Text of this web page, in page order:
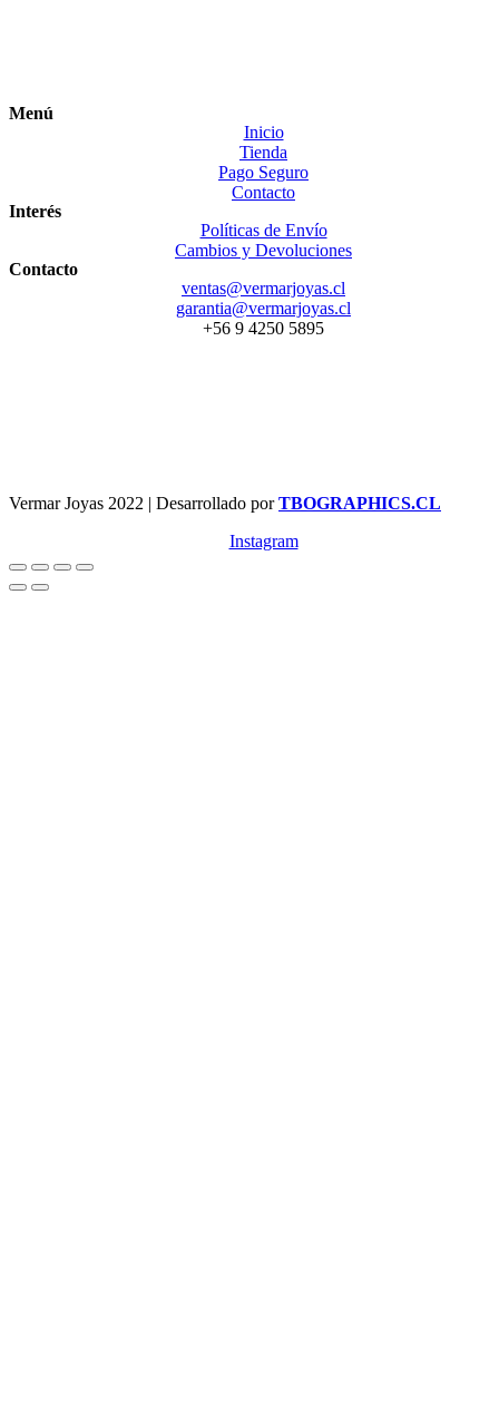
Menú
Inicio
Tienda
Pago Seguro
Contacto
Interés
Políticas de Envío
Cambios y Devoluciones
Contacto
ventas@vermarjoyas.cl
garantia@vermarjoyas.cl
+56 9 4250 5895
Vermar Joyas 2022 | Desarrollado porTBOGRAPHICS.CL
Instagram